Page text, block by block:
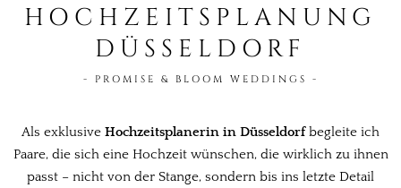
HOCHZEITSPLANUNG
DÜSSELDORF
- PROMISE & BLOOM WEDDINGS -
Als exklusive Hochzeitsplanerin in Düsseldorfbegleite ich
Paare, die sich eine Hochzeit wünschen, die wirklich zu ihnen
passt – nicht von der Stange, sondern bis ins letzte Detail